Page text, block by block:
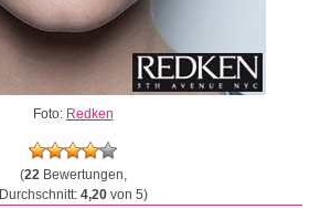
Foto: Redken
(22Bewertungen,
Durchschnitt: 4,20von 5)